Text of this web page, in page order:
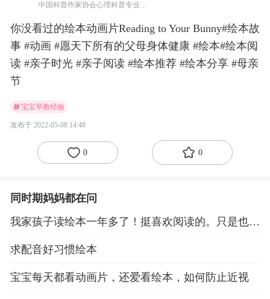
中国科普作家协会心理科普专业委员会会员
你没看过的绘本动画片Reading to Your Bunny#绘本故
事 #动画 #愿天下所有的父母身体健康 #绘本#绘本阅
读 #亲子时光 #亲子阅读 #绘本推荐 #绘本分享 #母亲
节
宝宝早教经验
发布于 2022-05-08 14:48
0 0
同时期妈妈都在问
我家孩子读绘本一年多了！挺喜欢阅读的。只是也特
求配音好习惯绘本
宝宝每天都看动画片，还爱看绘本，如何防止近视